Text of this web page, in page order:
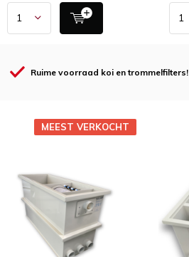
Ruime voorraad koi en trommelfilters!
MEEST VERKOCHT